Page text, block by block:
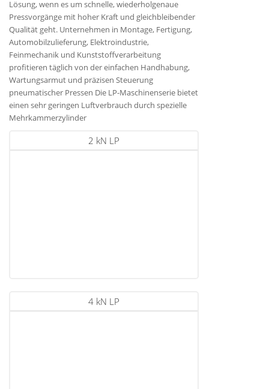
Lösung, wenn es um schnelle, wiederholgenaue
Pressvorgänge mit hoher Kraft und gleichbleibender
Qualität geht. Unternehmen in Montage, Fertigung,
Automobilzulieferung, Elektroindustrie,
Feinmechanik und Kunststoffverarbeitung
profitieren täglich von der einfachen Handhabung,
Wartungsarmut und präzisen Steuerung
pneumatischer Pressen Die LP-Maschinenserie bietet
einen sehr geringen Luftverbrauch durch spezielle
Mehrkammerzylinder
2 kN LP
4 kN LP